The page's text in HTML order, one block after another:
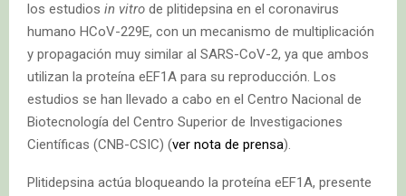
los estudios in vitro de plitidepsina en el coronavirus
humano HCoV-229E, con un mecanismo de multiplicación
y propagación muy similar al SARS-CoV-2, ya que ambos
utilizan la proteína eEF1A para su reproducción. Los
estudios se han llevado a cabo en el Centro Nacional de
Biotecnología del Centro Superior de Investigaciones
Científicas (CNB-CSIC) (ver nota de prensa).
Plitidepsina actúa bloqueando la proteína eEF1A, presente